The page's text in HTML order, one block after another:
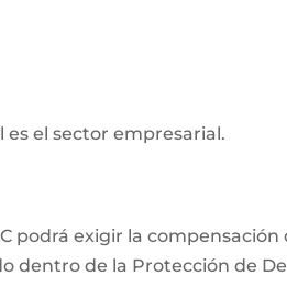
el sector empresarial.
podrá exigir la compensación
dentro de la Protección de